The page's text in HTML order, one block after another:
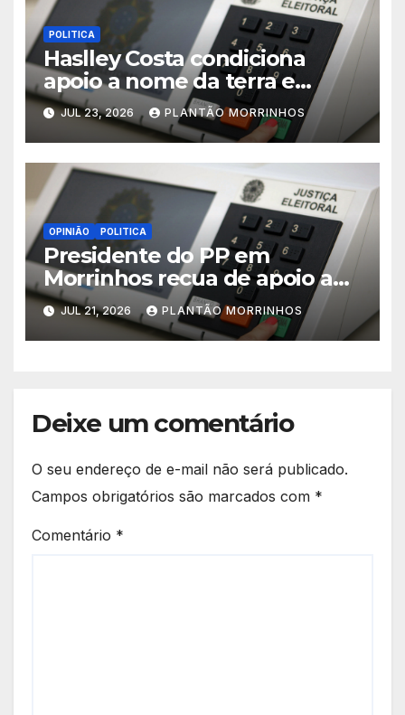
POLITICA
Haslley Costa condiciona
apoio a nome da terra e
defende candidatura única
em Morrinhos
JUL 23, 2026 PLANTÃO MORRINHOS
OPINIÃO POLITICA
Presidente do PP em
Morrinhos recua de apoio a
Magal e declara aliança com
Terezinha Amaral
JUL 21, 2026 PLANTÃO MORRINHOS
Deixe um comentário
O seu endereço de e-mail não será publicado.
Campos obrigatórios são marcados com *
Comentário *